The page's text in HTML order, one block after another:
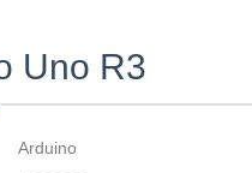
Uno R3
Arduino